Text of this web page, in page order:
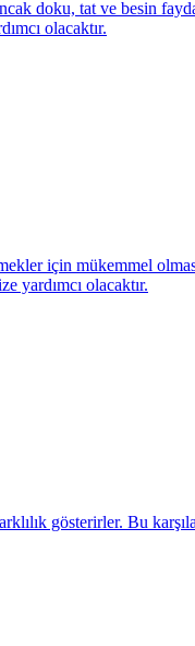
doku, tat ve besin
olacaktır.
için mükemmel
yardımcı olacaktır.
gösterirler. Bu